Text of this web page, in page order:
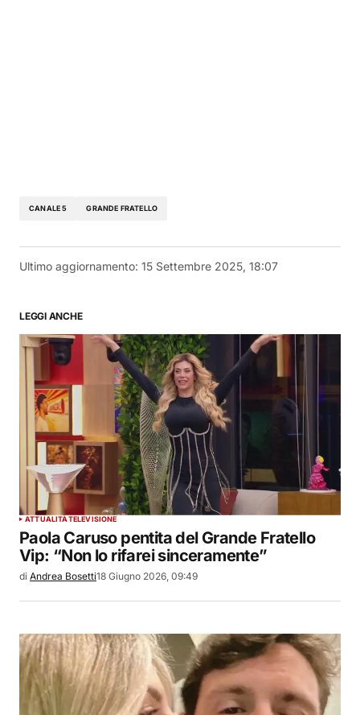
CANALE 5 GRANDE FRATELLO
Ultimo aggiornamento: 15 Settembre 2025, 18:07
LEGGI ANCHE
ATTUALITÀTELEVISIONE
Paola Caruso pentita del Grande Fratello
Vip: “Non lo rifarei sinceramente”
di Andrea Bosetti18 Giugno 2026, 09:49